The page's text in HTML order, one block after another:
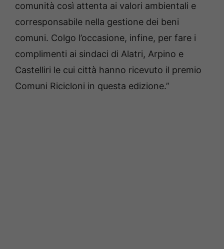
comunità così attenta ai valori ambientali e
corresponsabile nella gestione dei beni
comuni. Colgo l’occasione, infine, per fare i
complimenti ai sindaci di Alatri, Arpino e
Castelliri le cui città hanno ricevuto il premio
Comuni Ricicloni in questa edizione.”